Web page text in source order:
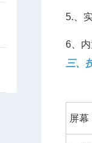
5.、
6、
三、
屏幕